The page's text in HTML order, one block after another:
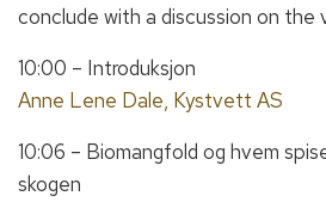
conclude with a discussion on the
10:00 – Introduksjon
Anne Lene Dale, Kystvett AS
10:06 – Biomangfold og hvem
skogen